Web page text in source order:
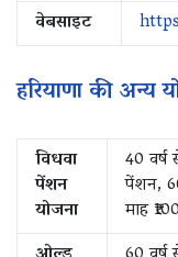
वेबसाइट
हरियाणा की अन्य
विधवा
पेंशन
योजना
40
पेंशन,
माह